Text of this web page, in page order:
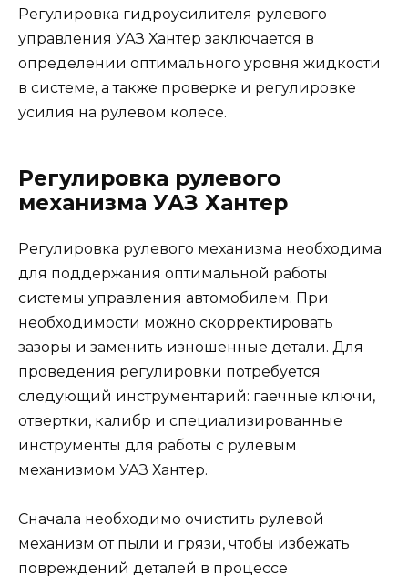
Регулировка гидроусилителя рулевого
управления УАЗ Хантер заключается в
определении оптимального уровня жидкости
в системе, а также проверке и регулировке
усилия на рулевом колесе.
Регулировка рулевого
механизма УАЗ Хантер
Регулировка рулевого механизма необходима
для поддержания оптимальной работы
системы управления автомобилем. При
необходимости можно скорректировать
зазоры и заменить изношенные детали. Для
проведения регулировки потребуется
следующий инструментарий: гаечные ключи,
отвертки, калибр и специализированные
инструменты для работы с рулевым
механизмом УАЗ Хантер.
Сначала необходимо очистить рулевой
механизм от пыли и грязи, чтобы избежать
повреждений деталей в процессе